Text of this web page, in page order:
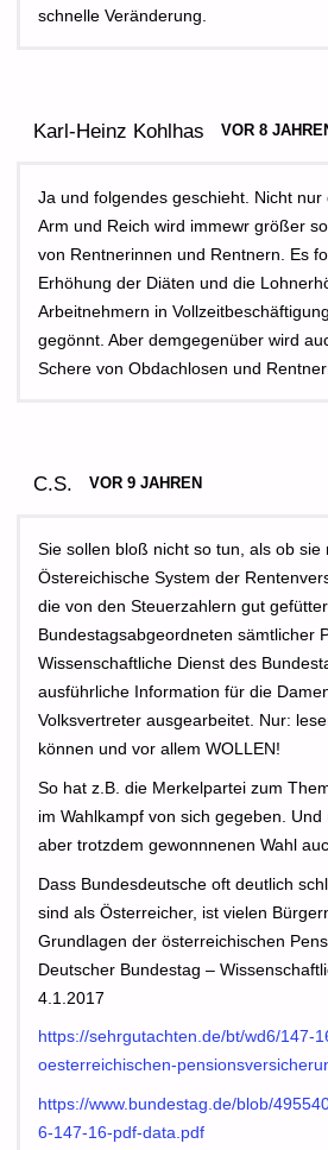
schnelle Veränderung.
Karl-Heinz Kohlhas VOR 8
Ja und folgendes geschieht. Nicht nur
Arm und Reich wird immewr größer
von Rentnerinnen und Rentnern. Es
Erhöhung der Diäten und die
Arbeitnehmern in
gegönnt. Aber demgegenüber wird
Schere von Obdachlosen und
C.S. VOR 9 JAHREN
Sie sollen bloß nicht so tun, als ob sie
Östereichische System der
die von den Steuerzahlern gut
Bundestagsabgeordneten sämtlicher
Wissenschaftliche Dienst des
ausführliche Information für die
Volksvertreter ausgearbeitet. Nur:
können und vor allem WOLLEN!
So hat z.B. die Merkelpartei zum
im Wahlkampf von sich gegeben. Und
aber trotzdem gewonnnenen Wahl
Dass Bundesdeutsche oft deutlich
sind als Österreicher, ist vielen
Grundlagen der österreichischen
Deutscher Bundestag –
4.1.2017
https://sehrgutachten.de/bt/wd6/147-
oesterreichischen-
https://www.bundestag.de/blob/
6-147-16-pdf-data.pdf